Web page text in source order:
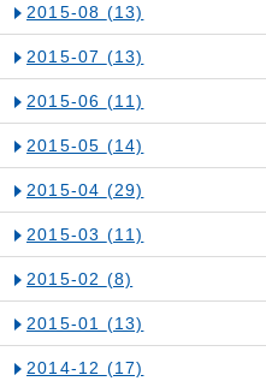
2015-08 (13)
2015-07 (13)
2015-06 (11)
2015-05 (14)
2015-04 (29)
2015-03 (11)
2015-02 (8)
2015-01 (13)
2014-12 (17)